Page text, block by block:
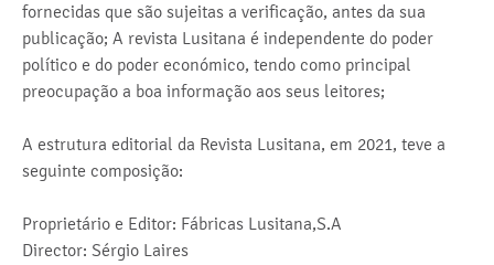
fornecidas que são sujeitas a verificação, antes da sua
publicação; A revista Lusitana é independente do poder
político e do poder económico, tendo como principal
preocupação a boa informação aos seus leitores;
A estrutura editorial da Revista Lusitana, em 2021, teve a
seguinte composição:
Proprietário e Editor: Fábricas Lusitana,S.A
Director: Sérgio Laires